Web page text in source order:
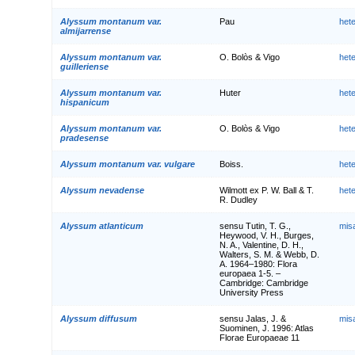
Alyssum montanum var.
almijarrense
Pau
Alyssum montanum var.
guilleriense
O. Bolòs & Vigo
Alyssum montanum var.
hispanicum
Huter
Alyssum montanum var.
pradesense
O. Bolòs & Vigo
Alyssum montanum var. vulgare Boiss.
Alyssum nevadense
Wilmott ex P. W. Ball & T.
R. Dudley
Alyssum atlanticum
sensu Tutin, T. G.,
Heywood, V. H., Burges,
N. A., Valentine, D. H.,
Walters, S. M. & Webb, D.
A. 1964–1980: Flora
europaea 1-5. –
Cambridge: Cambridge
University Press
Alyssum diffusum
sensu Jalas, J. &
Suominen, J. 1996: Atlas
Florae Europaeae 11